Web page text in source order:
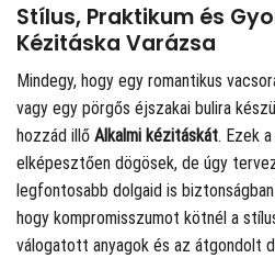
Stílus, Praktikum és
Kézitáska Varázsa
Mindegy, hogy egy romantikus
vagy egy pörgős éjszakai bulira
hozzád illő Alkalmi kézitáskát. Ezek
elképesztően dögösek, de úgy
legfontosabb dolgaid is
hogy kompromisszumot kötnél a
válogatott anyagok és az átgondolt